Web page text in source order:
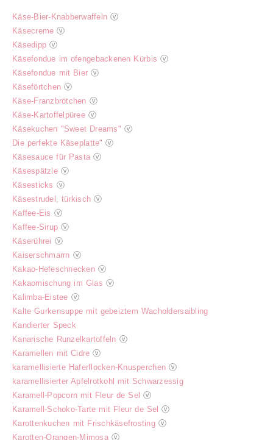
Käse-Bier-Knabberwaffeln ⓥ
Käsecreme ⓥ
Käsedipp ⓥ
Käsefondue im ofengebackenen Kürbis ⓥ
Käsefondue mit Bier ⓥ
Käseförtchen ⓥ
Käse-Franzbrötchen ⓥ
Käse-Kartoffelpüree ⓥ
Käsekuchen "Sweet Dreams" ⓥ
Die perfekte Käseplatte" ⓥ
Käsesauce für Pasta ⓥ
Käsespätzle ⓥ
Käsesticks ⓥ
Käsestrudel, türkisch ⓥ
Kaffee-Eis ⓥ
Kaffee-Sirup ⓥ
Käserührei ⓥ
Kaiserschmarrn ⓥ
Kakao-Hefeschnecken ⓥ
Kakaomischung im Glas ⓥ
Kalimba-Eistee ⓥ
Kalte Gurkensuppe mit gebeiztem Wacholdersaibling
Kandierter Speck
Kanarische Runzelkartoffeln ⓥ
Karamellen mit Cidre ⓥ
karamellisierte Haferflocken-Knusperchen ⓥ
karamellisierter Apfelrotkohl mit Schwarzessig
Karamell-Popcorn mit Fleur de Sel ⓥ
Karamell-Schoko-Tarte mit Fleur de Sel ⓥ
Karottenkuchen mit Frischkäsefrosting ⓥ
Karotten-Orangen-Mimosa ⓥ